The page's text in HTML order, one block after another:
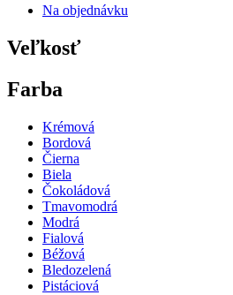
Na objednávku
Veľkosť
Farba
Krémová
Bordová
Čierna
Biela
Čokoládová
Tmavomodrá
Modrá
Fialová
Béžová
Bledozelená
Pistáciová